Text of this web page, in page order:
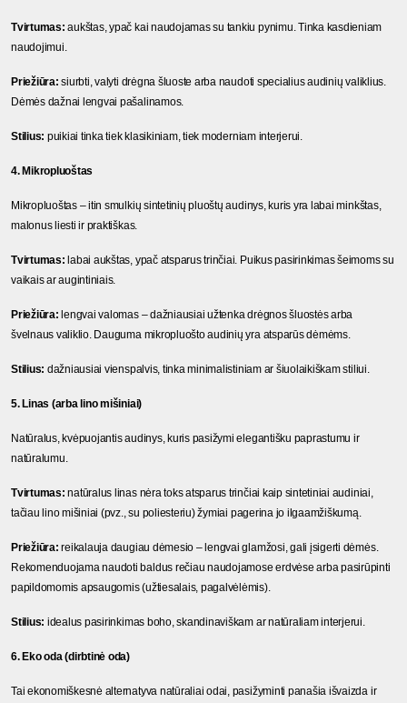
Tvirtumas: aukštas, ypač kai naudojamas su tankiu pynimu. Tinka kasdieniam
naudojimui.
Priežiūra: siurbti, valyti drėgna šluoste arba naudoti specialius audinių valiklius.
Dėmės dažnai lengvai pašalinamos.
Stilius: puikiai tinka tiek klasikiniam, tiek moderniam interjerui.
4. Mikropluoštas
Mikropluoštas – itin smulkių sintetinių pluoštų audinys, kuris yra labai minkštas,
malonus liesti ir praktiškas.
Tvirtumas: labai aukštas, ypač atsparus trinčiai. Puikus pasirinkimas šeimoms su
vaikais ar augintiniais.
Priežiūra: lengvai valomas – dažniausiai užtenka drėgnos šluostės arba
švelnaus valiklio. Dauguma mikropluošto audinių yra atsparūs dėmėms.
Stilius: dažniausiai vienspalvis, tinka minimalistiniam ar šiuolaikiškam stiliui.
5. Linas (arba lino mišiniai)
Natūralus, kvėpuojantis audinys, kuris pasižymi elegantišku paprastumu ir
natūralumu.
Tvirtumas: natūralus linas nėra toks atsparus trinčiai kaip sintetiniai audiniai,
tačiau lino mišiniai (pvz., su poliesteriu) žymiai pagerina jo ilgaamžiškumą.
Priežiūra: reikalauja daugiau dėmesio – lengvai glamžosi, gali įsigerti dėmės.
Rekomenduojama naudoti baldus rečiau naudojamose erdvėse arba pasirūpinti
papildomomis apsaugomis (užtiesalais, pagalvėlėmis).
Stilius: idealus pasirinkimas boho, skandinaviškam ar natūraliam interjerui.
6. Eko oda (dirbtinė oda)
Tai ekonomiškesnė alternatyva natūraliai odai, pasižyminti panašia išvaizda ir